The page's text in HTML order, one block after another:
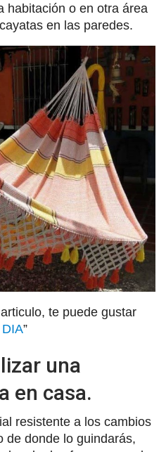
habitación o en otra área
en las paredes.
te puede gustar
”
una
en casa.
resistente a los cambios
de donde lo guindarás,